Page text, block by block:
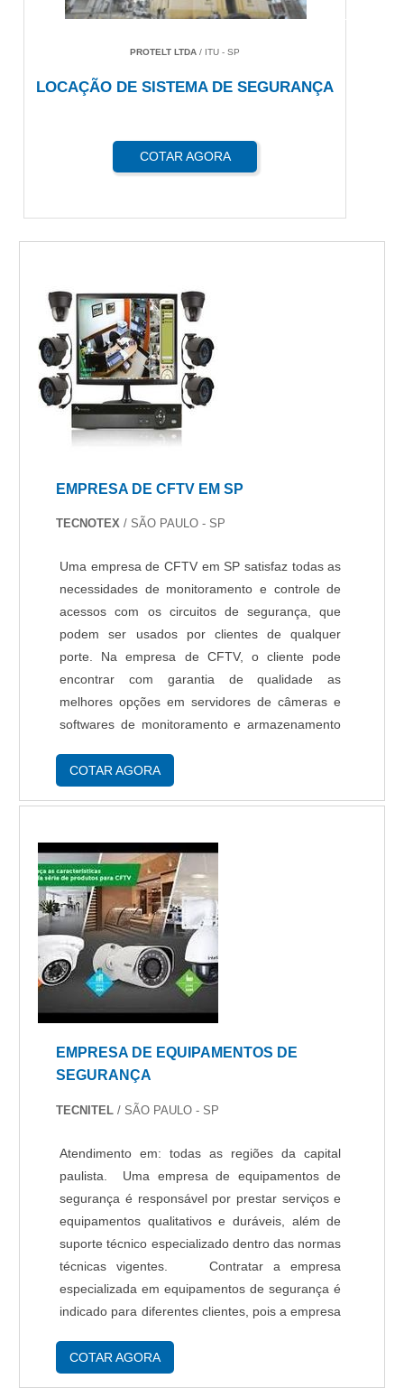
PROTELT LTDA / ITU - SP
LOCAÇÃO DE SISTEMA DE SEGURANÇA
COTAR AGORA
EMPRESA DE CFTV EM SP
TECNOTEX/ SÃO PAULO - SP
Uma empresa de CFTV em SP satisfaz todas as
necessidades de monitoramento e controle de
acessos com os circuitos de segurança, que
podem ser usados por clientes de qualquer
porte. Na empresa de CFTV, o cliente pode
encontrar com garantia de qualidade as
melhores opções em servidores de câmeras e
softwares de monitoramento e armazenamento
segurança através da internet. A empresa pode
COTAR AGORA
EMPRESA DE EQUIPAMENTOS DE
SEGURANÇA
TECNITEL/ SÃO PAULO - SP
Atendimento em: todas as regiões da capital
paulista. Uma empresa de equipamentos de
segurança é responsável por prestar serviços e
equipamentos qualitativos e duráveis, além de
suporte técnico especializado dentro das normas
técnicas vigentes. Contratar a empresa
especializada em equipamentos de segurança é
indicado para diferentes clientes, pois a empresa
de segurança, assim como o ca...
COTAR AGORA